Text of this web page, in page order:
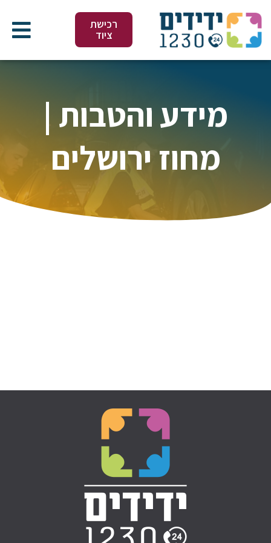
לתוכן
רכישת
ציוד
מידע והטבות |
מחוז ירושלים